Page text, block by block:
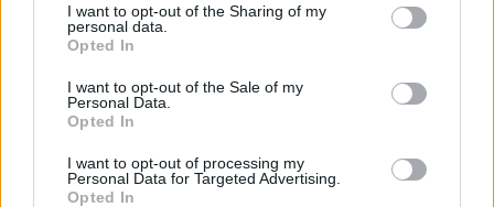
I want to opt-out of the Sharing of my
personal data.
Opted In
I want to opt-out of the Sale of my
Personal Data.
Opted In
I want to opt-out of processing my
Personal Data for Targeted Advertising.
Opted In